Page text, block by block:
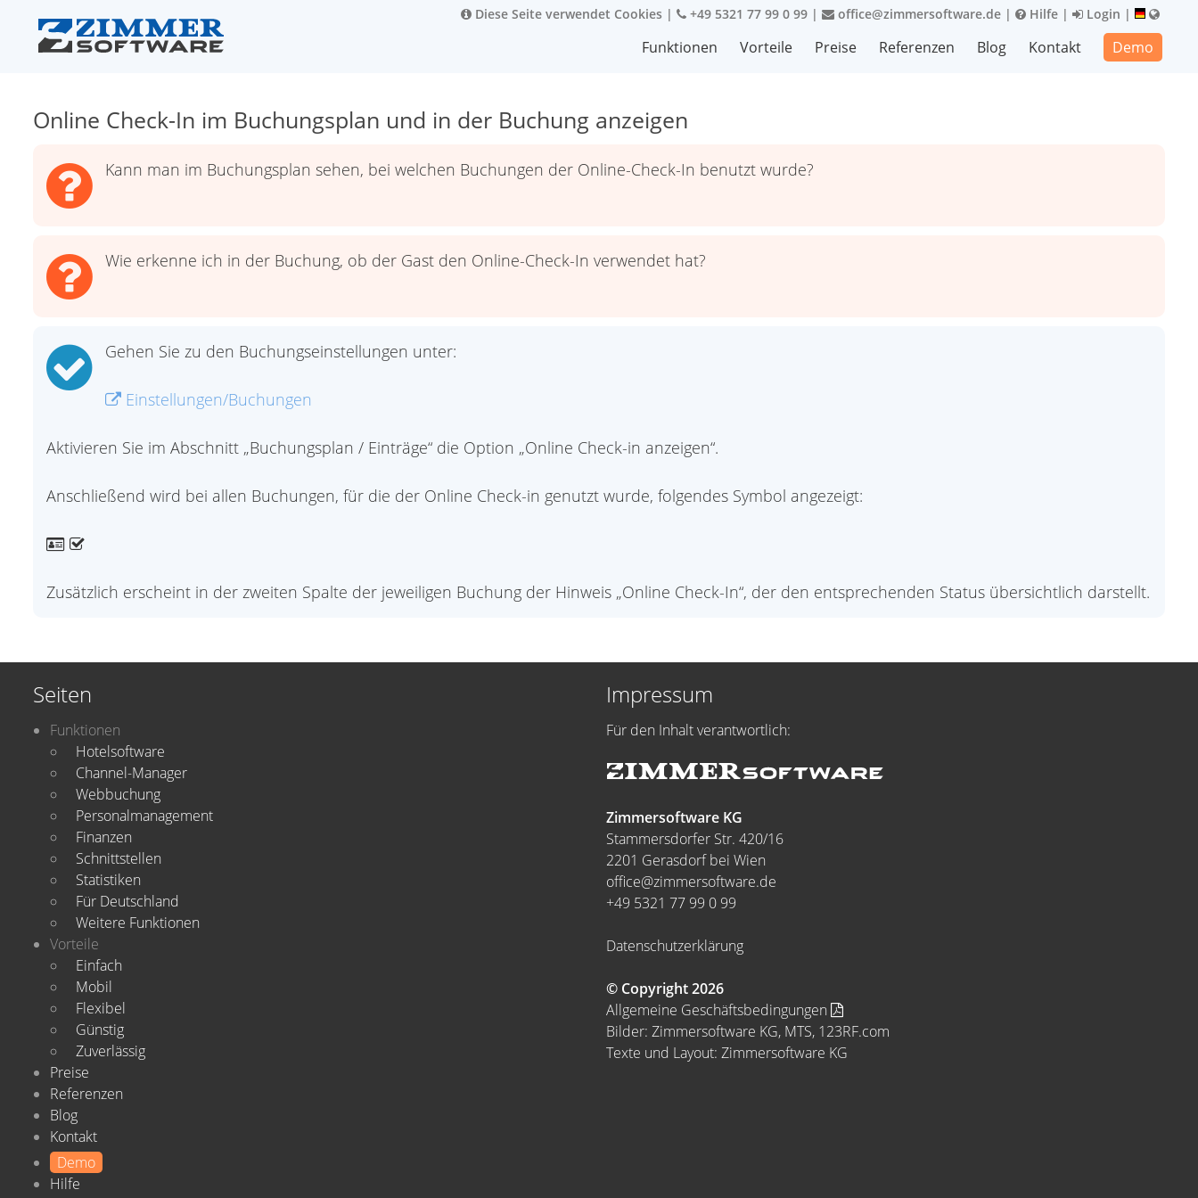
Diese Seite verwendet Cookies | +49 5321 77 99 0 99 | office@zimmersoftware.de | Hilfe | Login |
Funktionen Vorteile Preise Referenzen Blog Kontakt Demo
Online Check-In im Buchungsplan und in der Buchung anzeigen
Kann man im Buchungsplan sehen, bei welchen Buchungen der Online-Check-In benutzt wurde?
Wie erkenne ich in der Buchung, ob der Gast den Online-Check-In verwendet hat?
Gehen Sie zu den Buchungseinstellungen unter:
Einstellungen/Buchungen
Aktivieren Sie im Abschnitt „Buchungsplan / Einträge“ die Option „Online Check-in anzeigen“.
Anschließend wird bei allen Buchungen, für die der Online Check-in genutzt wurde, folgendes Symbol angezeigt:
Zusätzlich erscheint in der zweiten Spalte der jeweiligen Buchung der Hinweis „Online Check-In“, der den entsprechenden Status übersichtlich darstellt.
Seiten
Funktionen
Hotelsoftware
Channel-Manager
Webbuchung
Personalmanagement
Finanzen
Schnittstellen
Statistiken
Für Deutschland
Weitere Funktionen
Vorteile
Einfach
Mobil
Flexibel
Günstig
Zuverlässig
Preise
Referenzen
Blog
Kontakt
Demo
Hilfe
Impressum
Für den Inhalt verantwortlich:
Zimmersoftware KG
Stammersdorfer Str. 420/16
2201 Gerasdorf bei Wien
office@zimmersoftware.de
+49 5321 77 99 0 99
Datenschutzerklärung
© Copyright 2026
Allgemeine Geschäftsbedingungen
Bilder: Zimmersoftware KG, MTS, 123RF.com
Texte und Layout: Zimmersoftware KG